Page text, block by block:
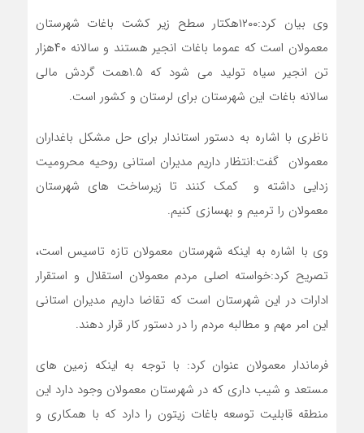
وی‌ بیان کرد:۱۲۰۰هکتار سطح زیر کشت باغات شهرستان
معمولان است که عموما باغات انجیر هستند و سالانه ۴۰هزار
تن انجیر سیاه تولید می شود که ۱.۵همت گردش مالی
سالانه باغات این شهرستان برای لرستان و کشور است.
ناظری با اشاره به دستور استاندار برای حل مشکل باغداران
معمولان گفت:انتظار داریم مدیران استانی روحیه محرومیت
زدایی داشته و کمک کنند تا زیرساخت های شهرستان
معمولان را ترمیم و بهسازی کنیم‌.
وی با اشاره به اینکه شهرستان معمولان تازه تاسیس است،
تصریح کرد:خواسته اصلی مردم معمولان استقلال و استقرار
ادارات در این شهرستان است که تقاضا داریم مدیران استانی
این امر مهم و مطالبه مردم را در دستور کار قرار دهند.
فرماندار معمولان عنوان کرد: با توجه به اینکه زمین های
مستعد و شیب داری که در شهرستان معمولان وجود دارد این
منطقه قابلیت توسعه باغات زیتون را دارد که با همکاری و